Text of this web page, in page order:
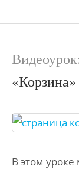
«Корзина»
В этом